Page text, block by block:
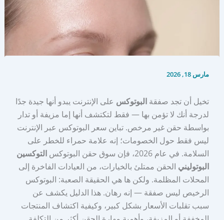
مارس 18, 2026
تخيل أن تجد صفقةالبوتوكس على الإنترنت يبدو أنها جيدة جدًا
لدرجة أنك لا تؤمن بها — فقط لتكتشف أنها إما مزيفة أو تدار
بواسطة حقن غير مرخص. تباين سعر البوتوكس عبر الإنترنت
ليس فقط حول الخصومات؛ إنه علامة حمراء للخطر على
السلامة. في عام 2026، فإن سوق حقن البوتوكس
التوكسين
البوتوليني الحقن ممتلئ بالخيارات، من العيادات الفاخرة إلى
المحلات المظلمة. ولكن ها هي الحقيقة الصعبة: البوتوكس
الرخيص ليس صفقة — إنه رهان. هذا الدليل يكشف عن
سبب تقلبات الأسعار بشكل كبير، وكيفية اكتشاف المنتجات